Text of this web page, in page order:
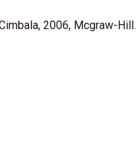
2006, Mcgraw-Hill.